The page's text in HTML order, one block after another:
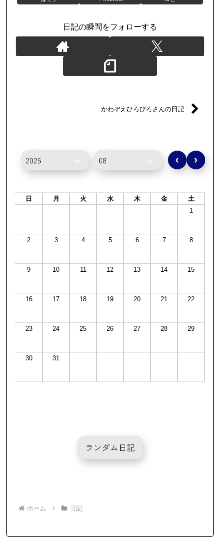
日記の瞬間をフォローする
かわぞえひろびろさんの日記
‹ ›
日 月 火 水 木 金
土
1
2 3 4 5 6 7 8
9 10 11 12 13 14 15
16 17 18 19 20 21 22
23 24 25 26 27 28 29
30 31
ランダム日記
ホーム 日記